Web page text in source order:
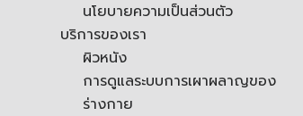
นโยบายความเป็นส่วนตัว
บริการของเรา
ผิวหนัง
การดูแลระบบการเผาผลาญของ
ร่างกาย